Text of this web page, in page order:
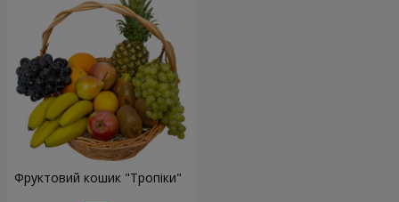
Фруктовий кошик "Тропіки"